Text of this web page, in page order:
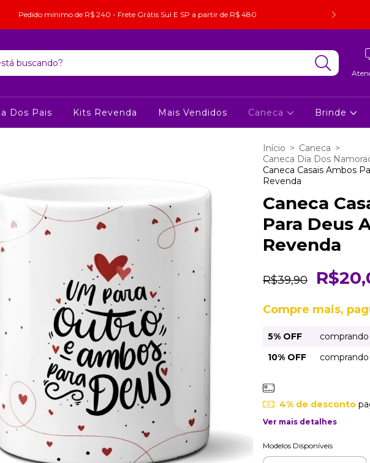
Pedido mínimo de R$ 240 - Frete Grátis Sul E SP a partir de R$ 480
Dos Pais Kits Revenda Mais Vendidos Caneca Brinde
Início > Caneca >
Caneca Dia Dos
Caneca Casais Ambos
Revenda
Caneca
Para Deus
Revenda
R$39,90
Compre mais,
5% OFF
10% OFF
4% de desconto
Ver mais detalhes
Modelos Disponíveis